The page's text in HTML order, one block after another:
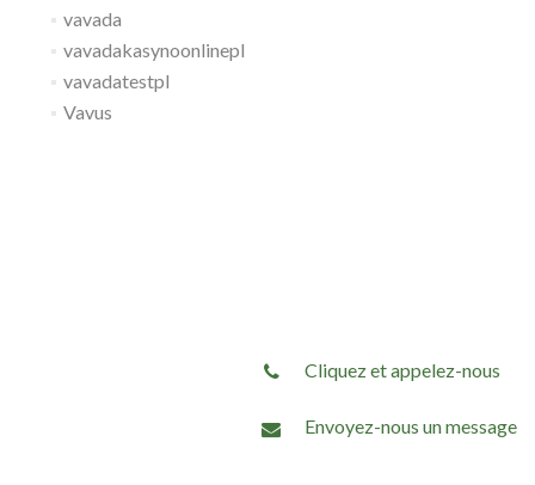
vavada
vavadakasynoonlinepl
vavadatestpl
Vavus
Cliquez et appelez-nous
Envoyez-nous un message